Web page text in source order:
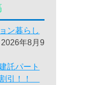
ン暮らし
2026年8月9
託パート
引！！